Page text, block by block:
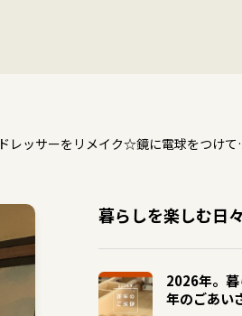
ドレッサーをリメイク☆鏡に電球をつけ
暮らしを楽しむ日
2026年。
年のごあい